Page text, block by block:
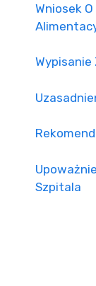
Wniosek
Wypisanie
Szpitala